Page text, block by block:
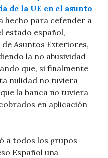
de la UE en el asunto
hecho para defender a
estado español,
Asuntos Exteriores,
la no abusividad
que, si finalmente
nulidad no tuviera
la banca no tuviera
en aplicación
a todos los grupos
Español una